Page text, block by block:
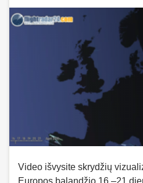
Video išvysite skrydžių
Europos balandžio 16 –21